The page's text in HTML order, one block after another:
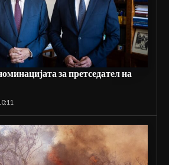
за претседател на